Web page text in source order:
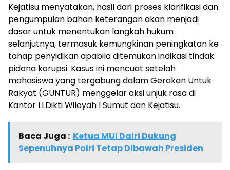
Kejatisu menyatakan, hasil dari proses klarifikasi dan
pengumpulan bahan keterangan akan menjadi
dasar untuk menentukan langkah hukum
selanjutnya, termasuk kemungkinan peningkatan ke
tahap penyidikan apabila ditemukan indikasi tindak
pidana korupsi. Kasus ini mencuat setelah
mahasiswa yang tergabung dalam Gerakan Untuk
Rakyat (GUNTUR) menggelar aksi unjuk rasa di
Kantor LLDikti Wilayah I Sumut dan Kejatisu.
Baca Juga : Ketua MUI Dairi Dukung
Sepenuhnya Polri Tetap Dibawah Presiden